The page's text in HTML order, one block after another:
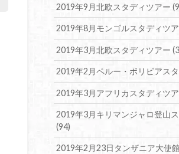
2019年9月北欧スタディツアー
2019年8月モンゴルスタディツ
2019年3月北欧スタディツアー
2019年2月ペルー・ボリビアス
2019年3月アフリカスタディツ
2019年3月キリマンジャロ登山
(94)
2019年2月23日タンザニア大使